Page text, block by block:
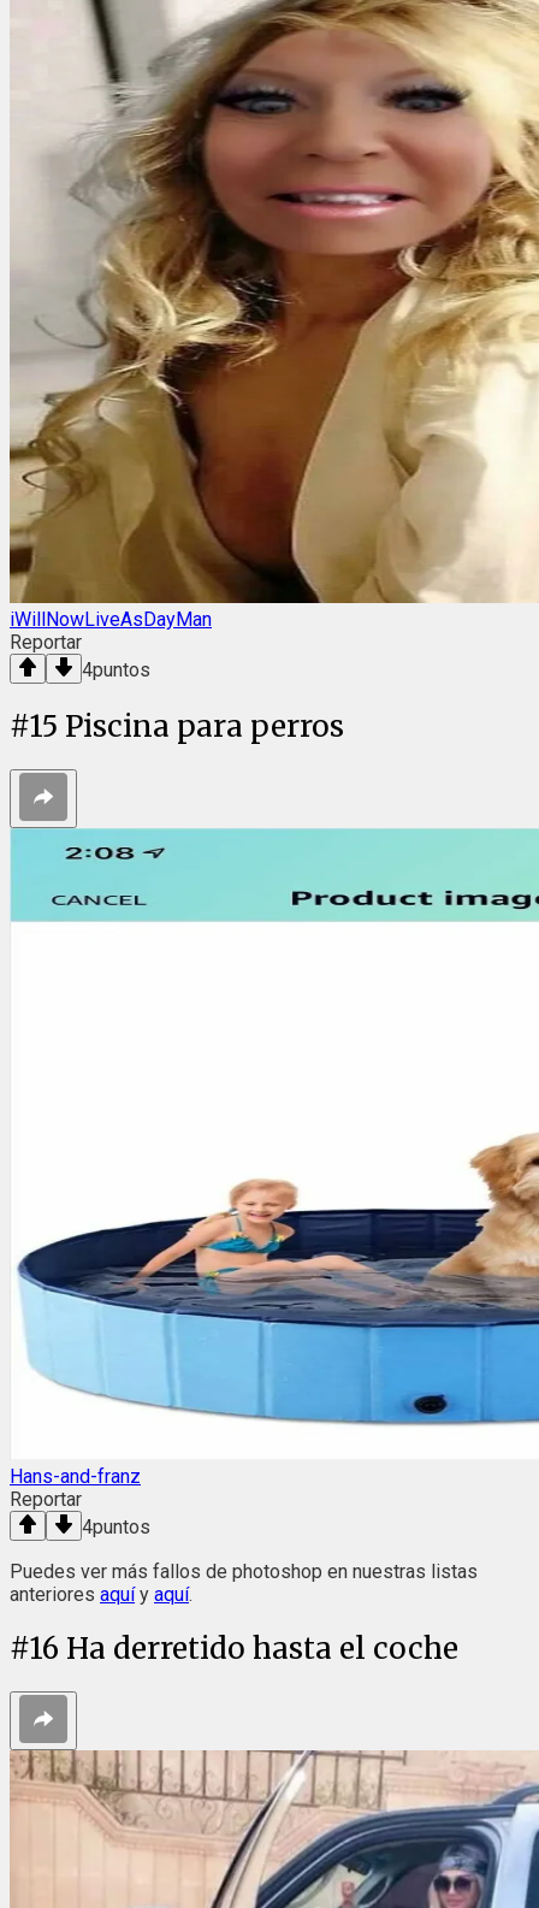
iWillNowLiveAsDayMan
Reportar
4puntos
#15 Piscina para perros
Hans-and-franz
Reportar
4puntos
Puedes ver más fallos de photoshop en nuestras listas
anteriores aquíy aquí.
#16 Ha derretido hasta el coche